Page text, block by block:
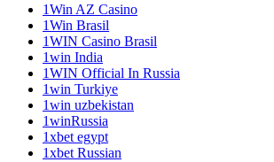
1Win AZ Casino
1Win Brasil
1WIN Casino Brasil
1win India
1WIN Official In Russia
1win Turkiye
1win uzbekistan
1winRussia
1xbet egypt
1xbet Russian